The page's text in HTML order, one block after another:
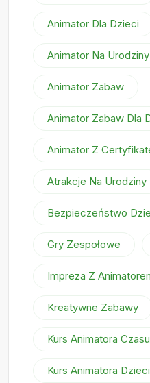
Animator Dla Dzieci
Animator Na Urodziny
Animator Zabaw
Animator Zabaw Dla
Animator Z
Atrakcje Na Urodziny
Bezpieczeństwo
Gry Zespołowe
Impreza Z
Kreatywne Zabawy
Kurs Animatora
Kurs Animatora Dzieci